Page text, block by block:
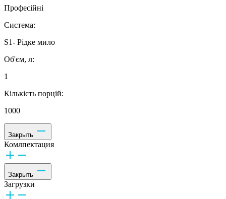
Професійні
Система:
S1- Рідке мило
Об'єм, л:
1
Кількість порцій:
1000
Закрыть
Комлпектация
Закрыть
Загрузки